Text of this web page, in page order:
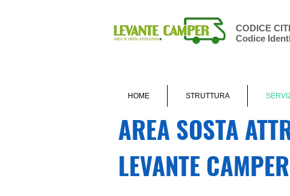
CODICE
Codice
HOME STRUTTURA
AREA SOSTA
LEVANTE CAMPER